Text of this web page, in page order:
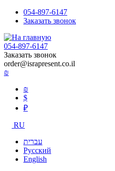
054-897-6147
Заказать звонок
054-897-6147
Заказать звонок
order@israpresent.co.il
₪
₪
$
₽
RU
עברית
Русский
English